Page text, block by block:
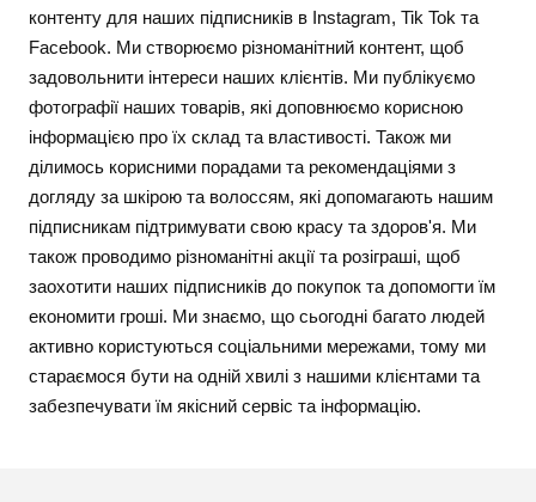
контенту для наших підписників в Instagram, Tik Tok та
Facebook. Ми створюємо різноманітний контент, щоб
задовольнити інтереси наших клієнтів. Ми публікуємо
фотографії наших товарів, які доповнюємо корисною
інформацією про їх склад та властивості. Також ми
ділимось корисними порадами та рекомендаціями з
догляду за шкірою та волоссям, які допомагають нашим
підписникам підтримувати свою красу та здоров'я. Ми
також проводимо різноманітні акції та розіграші, щоб
заохотити наших підписників до покупок та допомогти їм
економити гроші. Ми знаємо, що сьогодні багато людей
активно користуються соціальними мережами, тому ми
стараємося бути на одній хвилі з нашими клієнтами та
забезпечувати їм якісний сервіс та інформацію.